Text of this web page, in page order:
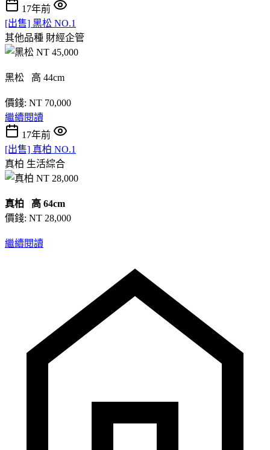
17年前
[出售] 黑松 NO.1
其他品種 財經企管
黑松 高 44cm
價錢: NT 70,000
繼續閱讀
17年前
[出售] 真柏 NO.1
真柏 生活綜合
真柏 高 64cm
價錢: NT 28,000
繼續閱讀